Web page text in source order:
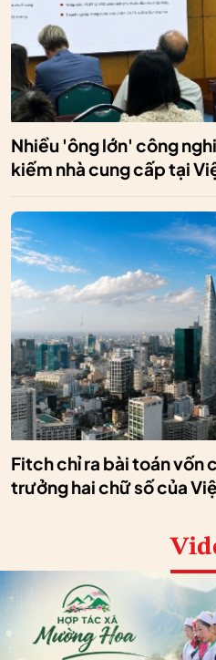
Nhiều 'ông lớn' công
kiếm nhà cung cấp tại
Fitch chỉ ra bài toán vốn
trưởng hai chữ số của